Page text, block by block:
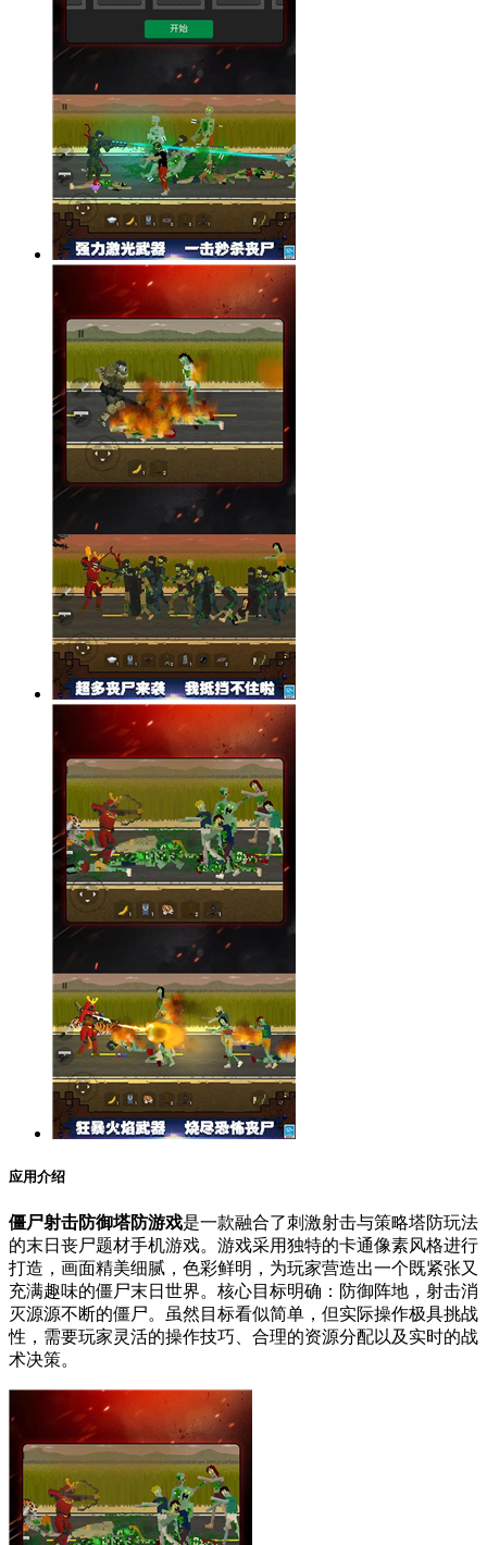
应用介绍
僵尸射击防御塔防游戏是一款融合了刺激射击与策略塔防玩法
的末日丧尸题材手机游戏。游戏采用独特的卡通像素风格进行
打造，画面精美细腻，色彩鲜明，为玩家营造出一个既紧张又
充满趣味的僵尸末日世界。核心目标明确：防御阵地，射击消
灭源源不断的僵尸。虽然目标看似简单，但实际操作极具挑战
性，需要玩家灵活的操作技巧、合理的资源分配以及实时的战
术决策。